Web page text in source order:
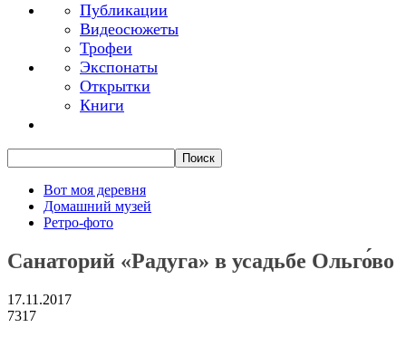
Публикации
Видеосюжеты
Трофеи
Экспонаты
Открытки
Книги
Вот моя деревня
Домашний музей
Ретро-фото
Санаторий «Радуга» в усадьбе Ольго́во
17.11.2017
7317